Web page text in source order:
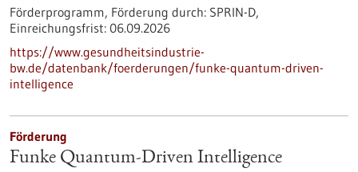
Förderprogramm, Förderung durch: SPRIN-D,
Einreichungsfrist: 06.09.2026
https://www.gesundheitsindustrie-
bw.de/datenbank/foerderungen/funke-quantum-driven-
intelligence
Förderung
Funke Quantum-Driven Intelligence